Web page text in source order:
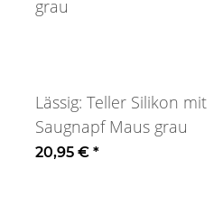
Lässig: Teller Silikon mit
Saugnapf Maus grau
20,95 € *